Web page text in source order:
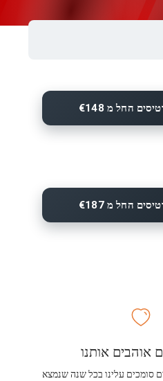
החל מ €148
החל מ €187
אוהבים אותנו
אוהדים סומכים עלינו בכל שנה שנמצא